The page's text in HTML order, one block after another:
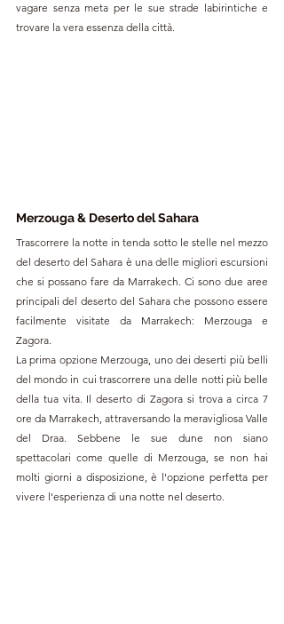
vagare senza meta per le sue strade labirintiche e
trovare la vera essenza della città.
Merzouga & Deserto del Sahara
Trascorrere la notte in tenda sotto le stelle nel mezzo
del deserto del Sahara è una delle migliori escursioni
che si possano fare da Marrakech. Ci sono due aree
principali del deserto del Sahara che possono essere
facilmente visitate da Marrakech: Merzouga e
Zagora.
La prima opzione Merzouga, uno dei deserti più belli
del mondo in cui trascorrere una delle notti più belle
della tua vita. Il deserto di Zagora si trova a circa 7
ore da Marrakech, attraversando la meravigliosa Valle
del Draa. Sebbene le sue dune non siano
spettacolari come quelle di Merzouga, se non hai
molti giorni a disposizione, è l'opzione perfetta per
vivere l'esperienza di una notte nel deserto.